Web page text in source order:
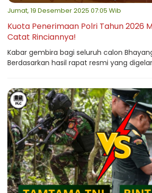
Jumat, 19 Desember 2025 07:05 Wib
Kuota Penerimaan Polri Tahun 2026
Catat Rinciannya!
Kabar gembira bagi seluruh calon
Berdasarkan hasil rapat resmi yang